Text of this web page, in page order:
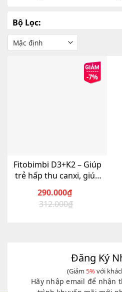
Bộ Lọc:
-7%
Fitobimbi D3+K2 – Giúp
trẻ hấp thu canxi, giúp
312.000₫
Giá
290.000₫
Giá
Đăng Ký
(Giảm 5%với
Hãy nhập email để nhận